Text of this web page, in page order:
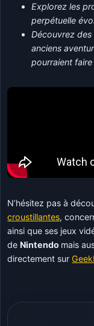
Explorez les
perpétuelle
Découvrez
anciens
pourraient
N’hésitez pas à
croustillantes,
ainsi que ses jeux
de Nintendo mais
directement sur